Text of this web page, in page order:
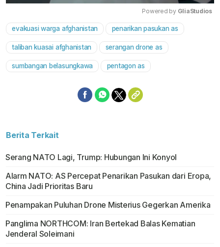
Mute
Powered by GliaStudios
evakuasi warga afghanistan penarikan pasukan as
taliban kuasai afghanistan serangan drone as
sumbangan belasungkawa pentagon as
Berita Terkait
Serang NATO Lagi, Trump: Hubungan Ini Konyol
Alarm NATO: AS Percepat Penarikan Pasukan dari Eropa,
China Jadi Prioritas Baru
Penampakan Puluhan Drone Misterius Gegerkan Amerika
Panglima NORTHCOM: Iran Bertekad Balas Kematian
Jenderal Soleimani